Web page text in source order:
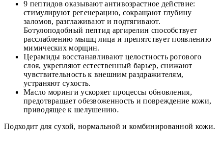
9 пептидов оказывают антивозрастное действие:
стимулируют регенерацию, сокращают глубину
заломов, разглаживают и подтягивают.
Ботулоподобный пептид аргирелин способствует
расслаблению мышц лица и препятствует появлению
мимических морщин.
Церамиды восстанавливают целостность рогового
слоя, укрепляют естественный барьер, снижают
чувствительность к внешним раздражителям,
устраняют сухость.
Масло моринги ускоряет процессы обновления,
предотвращает обезвоженность и повреждение кожи,
приводящее к шелушению.
Подходит для сухой, нормальной и комбинированной кожи.